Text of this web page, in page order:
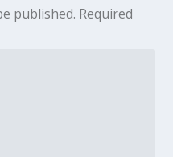
published. Required